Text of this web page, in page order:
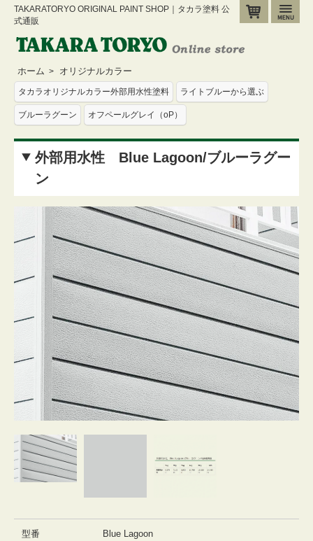
カート
TAKARATORYO ORIGINAL PAINT SHOP｜タカラ塗料 公
式通販
ホーム > オリジナルカラー
タカラオリジナルカラー外部用水性塗料 ライトブルーから選ぶ
ブルーラグーン オフペールグレイ（oP）
外部用水性 Blue Lagoon/ブルーラグー
ン
型番 Blue Lagoon